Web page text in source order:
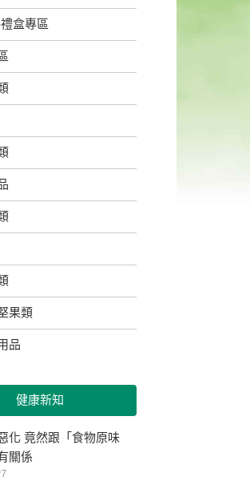
盒專區
果類
品
健康新知
化 竟然跟「食物原味
關係